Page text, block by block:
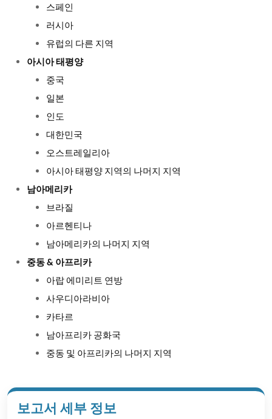
스페인
러시아
유럽의 다른 지역
아시아 태평양
중국
일본
인도
대한민국
오스트레일리아
아시아 태평양 지역의 나머지 지역
남아메리카
브라질
아르헨티나
남아메리카의 나머지 지역
중동 & 아프리카
아랍 에미리트 연방
사우디아라비아
카타르
남아프리카 공화국
중동 및 아프리카의 나머지 지역
보고서 세부 정보